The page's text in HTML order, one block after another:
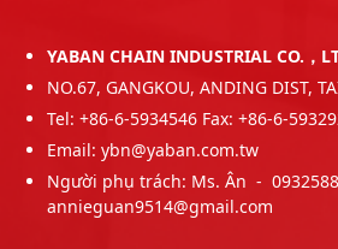
YABAN CHAIN INDUSTRIAL CO.，
NO.67, GANGKOU, ANDING DIST,
Tel: +86-6-5934546 Fax: +86-6-
Email: ybn@yaban.com.tw
Người phụ trách: Ms. Ân -
annieguan9514@gmail.com